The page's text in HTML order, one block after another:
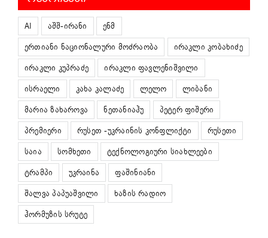
AI აშშ-ირანი
ენმ
ერთიანი ნაციონალური მოძრაობა
ირაკლი კობახიძე
ირაკლი კუპრაძე
ირაკლი ფავლენიშვილი
ისრაელი
კახა კალაძე ლელო
ლიბანი
მარია ზახაროვა
ნეთანიაჰუ
პეტერ ფიშერი
პრემიერი
რუსეთ -უკრაინის კონფლიქტი
რუსეთი
საია
სომხეთი
ტექნოლოგიური სიახლეები
ტრამპი
უკრაინა
ფაშინიანი
შალვა პაპუაშვილი
ხაზის რადიო
ჰორმუზის სრუტე